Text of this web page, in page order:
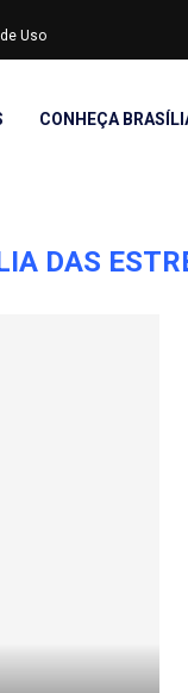
Uso
CONHEÇA
DAS